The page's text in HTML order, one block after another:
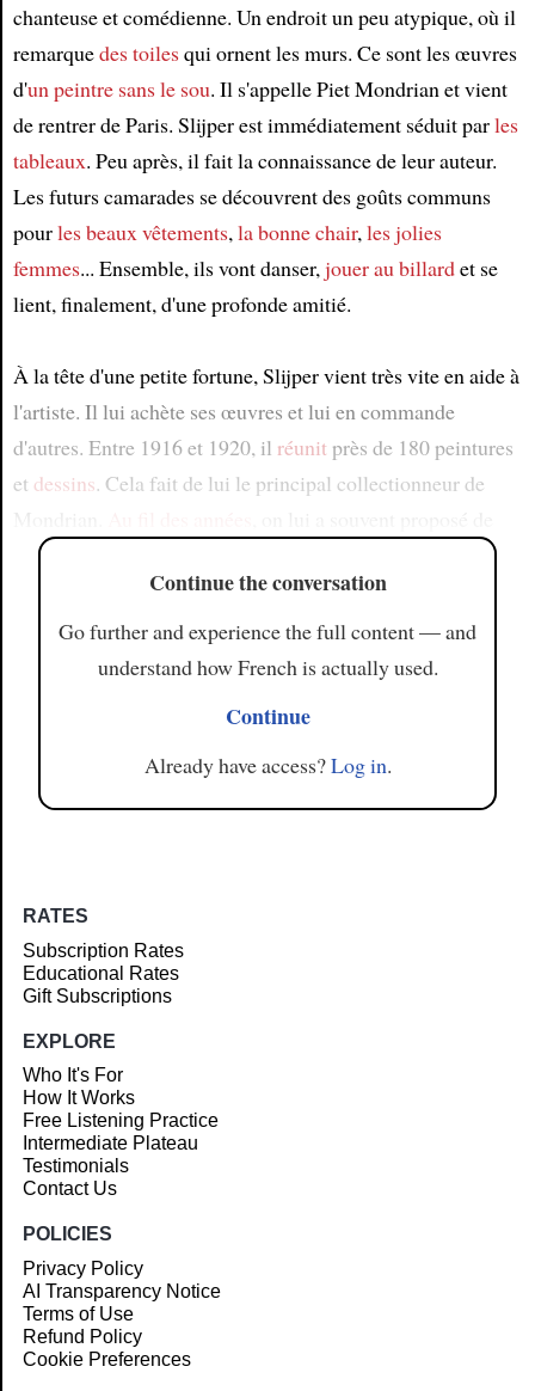
Article
chanteuse et comédienne. Un endroit un peu atypique, où il
remarquedes toilesqui ornent les murs. Ce sont les œuvres
d'un peintre sans le sou. Il s'appelle Piet Mondrian et vient
de rentrer de Paris. Slijper est immédiatement séduit parles
tableaux. Peu après, il fait la connaissance de leur auteur.
Les futurs camarades se découvrent des goûts communs
pourles beaux vêtements,la bonne chair,les jolies
femmes... Ensemble, ils vont danser,jouer au billardet se
lient, finalement, d'une profonde amitié.
À la tête d'une petite fortune, Slijper vient très vite en aide à
l'artiste. Il lui achète ses œuvres et lui en commande
d'autres. Entre 1916 et 1920, il réunitprès de 180 peintures
et dessins. Cela fait de lui le principal collectionneur de
Continue the conversation
Go further and experience the full content — and
understand how French is actually used.
Continue
Already have access?Log in.
RATES
Subscription Rates
Educational Rates
Gift Subscriptions
EXPLORE
Who It's For
How It Works
Free Listening Practice
Intermediate Plateau
Testimonials
Contact Us
POLICIES
Privacy Policy
AI Transparency Notice
Terms of Use
Refund Policy
Cookie Preferences